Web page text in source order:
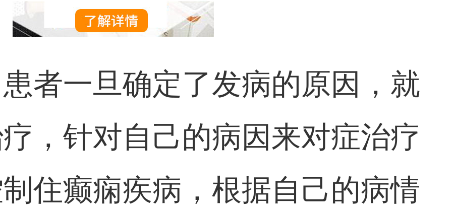
者一旦确定了发病的原因，就
，针对自己的病因来对症治疗
住癫痫疾病，根据自己的病情